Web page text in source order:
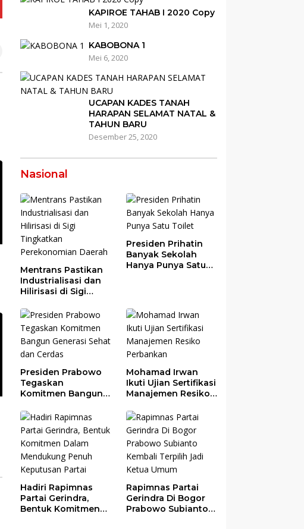
KAPIROE TAHAB I 2020 Copy
Mei 1, 2020
KABOBONA 1
Mei 6, 2020
UCAPAN KADES TANAH
HARAPAN SELAMAT NATAL &
TAHUN BARU
Desember 25, 2020
Nasional
Mentrans Pastikan
Industrialisasi dan
Hilirisasi di Sigi
Perekonomian
Daerah
Presiden Prihatin
Banyak Sekolah
Hanya Punya Satu
Presiden Prabowo
Tegaskan
Komitmen Bangun
Cerdas
Mohamad Irwan
Ikuti Ujian Sertifikasi
Manajemen Resiko
Hadiri Rapimnas
Partai Gerindra,
Bentuk Komitmen
Rapimnas Partai
Gerindra Di Bogor
Prabowo Subianto